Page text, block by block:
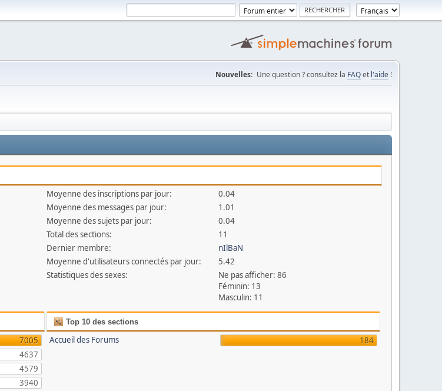
Nouvelles: Une question ? consultez la FAQet l'aide !
Moyenne des inscriptions par jour:
0.04
Moyenne des messages par jour:
1.01
Moyenne des sujets par jour:
0.04
Total des sections:
11
Dernier membre:
nIlBaN
Moyenne d'utilisateurs connectés par jour:
5.42
Statistiques des sexes:
Ne pas afficher: 86
Féminin: 13
Masculin: 11
7005
4637
4579
3940
Top 10 des sections
Accueil des Forums 184